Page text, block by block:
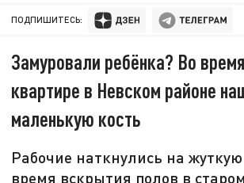
ПОДПИШИТЕСЬ:
Замуровали ребёнка? Во
квартире в Невском районе
маленькую кость
Рабочие наткнулись на
время вскрытия полов в